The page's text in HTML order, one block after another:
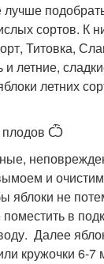
сортов. К
Титовка,
летние,
летних
плодов Ѽ
и очистим
яблоки не
в
Далее
кружочки 6-7